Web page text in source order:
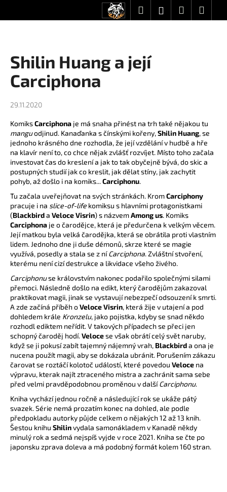
CZK HledatPřihlášení
Nákupní
Shilin Huang a její
Carciphona
29.11.2020
KomiksCarciphona je má snaha přinést na trh také nějakou tu
manguodjinud. Kanaďanka s čínskými kořeny,Shilin Huang, se
jednoho krásného dne rozhodla, že její vzdělání v hudbě a hře
na klavír není to, co chce nějak zvlášť rozvíjet. Místo toho začala
investovat čas do kreslení a jak to tak obyčejně bývá, do skic a
postupných studií jak co kreslit, jak dělat stíny, jak zachytit
pohyb, až došlo i na komiks...Carciphonu.
Tu začala uveřejňovat na svých stránkách. KromCarciphony
pracuje i na slice-of-life komiksu s hlavními protagonistkami
(Blackbirda Veloce Visrin) s názvemAmong us. Komiks
Carciphona je o čarodějce, která je předurčena k velkým věcem.
Její matkou byla velká čarodějka, která se obrátila proti vlastním
lidem. Jednoho dne ji duše démonů, skrze které se magie
využívá, posedly a stala se z níCarciphona. Zvláštní stvoření,
kterému není cizí destrukce a likvidace všeho živého.
Carciphonuse královstvím nakonec podařilo společnými silami
přemoci. Následně došlo na edikt, který čarodějům zakazoval
praktikovat magii, jinak se vystavují nebezpečí odsouzení k smrti.
A zde začíná příběh oVeloce Visrin, která žije v utajení a pod
dohledem krále Kronzelu, jako pojistka, kdyby se snad někdo
rozhodl ediktem neřídit. V takových případech se přeci jen
schopný čaroděj hodí.Velocese však obrátí celý svět naruby,
když se ji pokusí zabít tajemný nájemný vrah, Blackbirda ona je
nucena použít magii, aby se dokázala ubránit. Porušením zákazu
čarovat se roztáčí kolotoč událostí, které povedou Veloce na
výpravu, kterak najít ztraceného mistra a zachránit sama sebe
před velmi pravděpodobnou proměnou v dalšíCarciphonu.
Kniha vychází jednou ročně a následující rok se ukáže pátý
svazek. Série nemá prozatím konec na dohled, ale podle
předpokladu autorky půjde celkem o nějakých 12 až 13 knih.
Šestou knihu Shilinvydala samonákladem v Kanadě někdy
minulý rok a sedmá nejspíš vyjde v roce 2021. Kniha se čte po
japonsku zprava doleva a má podobný formát kolem 160 stran.
o
C
o
p
t
ř
e
b
u
j
e
t
e
n
a
j
í
t
?
HLEDAT
D
o
p
o
r
u